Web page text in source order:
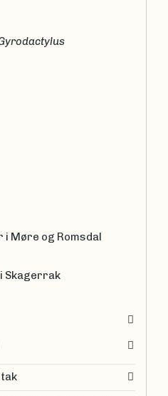
Møre og Romsdal
Skagerrak